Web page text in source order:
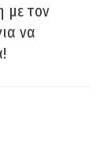
με τον
να